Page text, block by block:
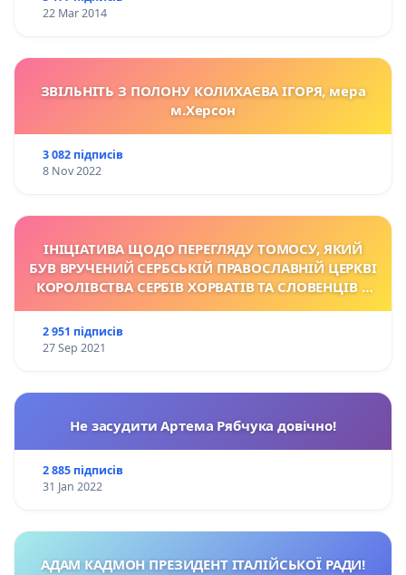
22 Mar 2014
ЗВІЛЬНІТЬ З ПОЛОНУ КОЛИХАЄВА ІГОРЯ, мера
м.Херсон
3 082 підписів
8 Nov 2022
ІНІЦІАТИВА ЩОДО ПЕРЕГЛЯДУ TОМОСУ, ЯКИЙ
БУВ ВРУЧЕНИЙ СЕРБСЬКІЙ ПРАВОСЛАВНІЙ ЦЕРКВІ
КОРОЛІВСТВА СЕРБІВ ХОРВАТІВ ТА СЛОВЕНЦІВ У
2 951 підписів
27 Sep 2021
Не засудити Артема Рябчука довічно!
2 885 підписів
31 Jan 2022
АДАМ КАДМОН ПРЕЗИДЕНТ ІТАЛІЙСЬКОЇ РАДИ!